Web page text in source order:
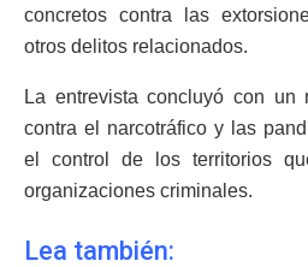
concretos contra las
otros delitos relacionados.
La entrevista concluyó con un
contra el narcotráfico y las
el control de los territorios
organizaciones criminales.
Lea también: